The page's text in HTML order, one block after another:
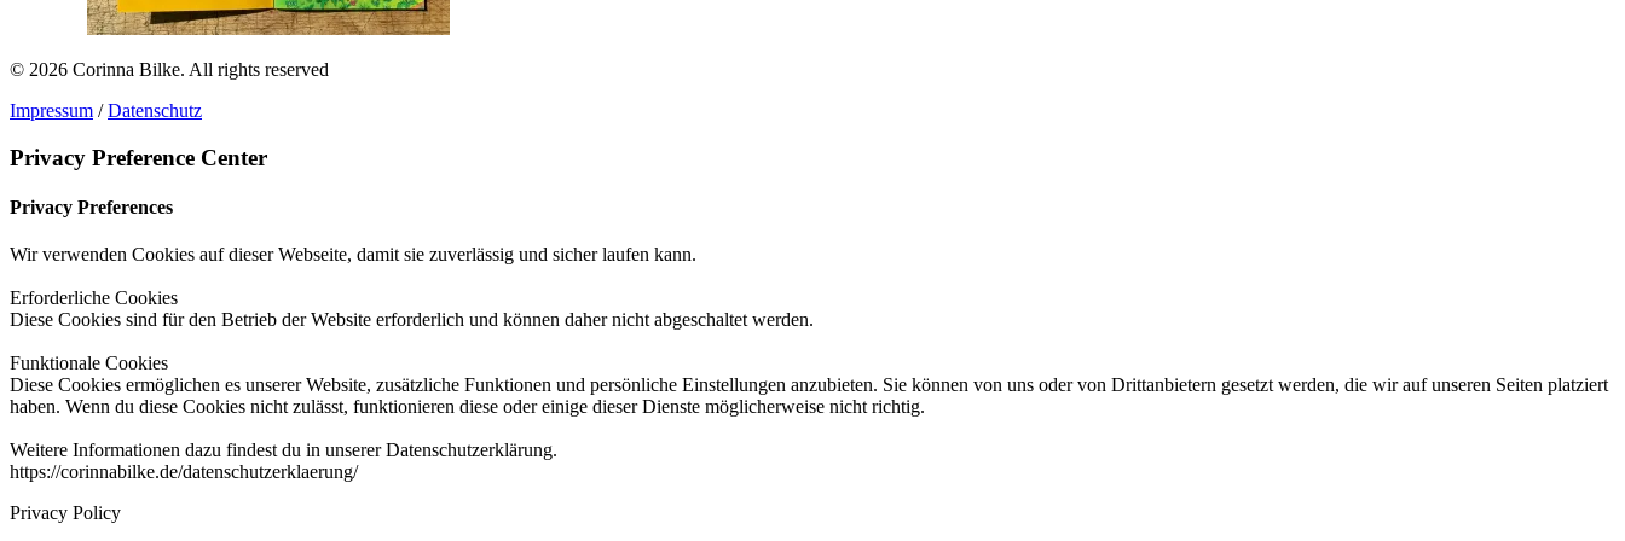
© 2026 Corinna Bilke. All rights reserved
Impressum /Datenschutz
Privacy Preference Center
Privacy Preferences
Wir verwenden Cookies auf dieser Webseite, damit sie zuverlässig und sicher laufen kann.
Erforderliche Cookies
Diese Cookies sind für den Betrieb der Website erforderlich und können daher nicht abgeschaltet werden.
Funktionale Cookies
Diese Cookies ermöglichen es unserer Website, zusätzliche Funktionen und persönliche Einstellungen anzubieten. Sie können von uns oder von Drittanbietern gesetzt werden, die wir auf unseren Seiten platziert
haben. Wenn du diese Cookies nicht zulässt, funktionieren diese oder einige dieser Dienste möglicherweise nicht richtig.
Weitere Informationen dazu findest du in unserer Datenschutzerklärung.
https://corinnabilke.de/datenschutzerklaerung/
Privacy Policy